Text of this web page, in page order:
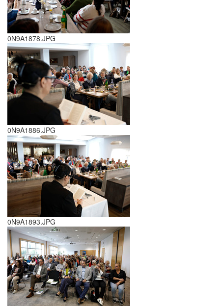
0N9A1878.JPG
0N9A1886.JPG
0N9A1893.JPG